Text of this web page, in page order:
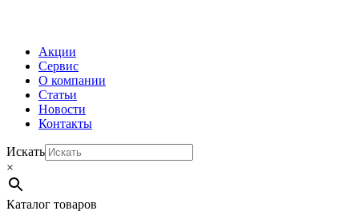
Акции
Сервис
О компании
Статьи
Новости
Контакты
Искать
×
Каталог товаров